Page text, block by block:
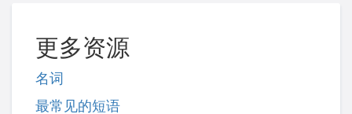
更多资源
名词
最常见的短语